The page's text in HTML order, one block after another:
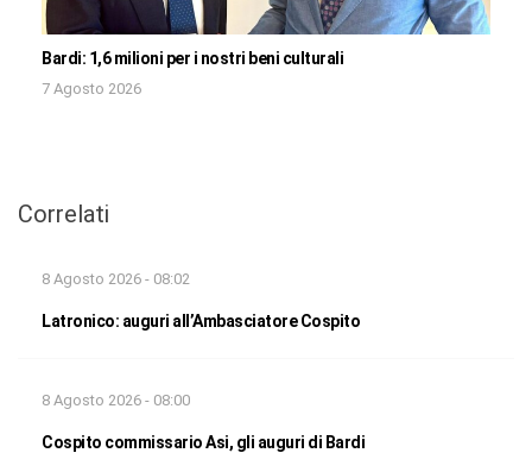
Bardi: 1,6 milioni per i nostri beni culturali
7 Agosto 2026
Correlati
8 Agosto 2026 - 08:02
Latronico: auguri all’Ambasciatore Cospito
8 Agosto 2026 - 08:00
Cospito commissario Asi, gli auguri di Bardi